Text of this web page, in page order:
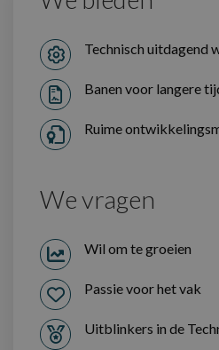
Technisch uitdagend
Banen voor langere
Ruime
We vragen
Wil om te groeien
Passie voor het vak
Uitblinkers in de